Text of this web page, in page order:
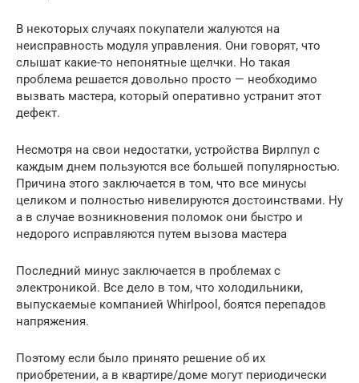
В некоторых случаях покупатели жалуются на
неисправность модуля управления. Они говорят, что
слышат какие-то непонятные щелчки. Но такая
проблема решается довольно просто — необходимо
вызвать мастера, который оперативно устранит этот
дефект.
Несмотря на свои недостатки, устройства Вирлпул с
каждым днем пользуются все большей популярностью.
Причина этого заключается в том, что все минусы
целиком и полностью нивелируются достоинствами. Ну
а в случае возникновения поломок они быстро и
недорого исправляются путем вызова мастера
Последний минус заключается в проблемах с
электроникой. Все дело в том, что холодильники,
выпускаемые компанией Whirlpool, боятся перепадов
напряжения.
Поэтому если было принято решение об их
приобретении, а в квартире/доме могут периодически